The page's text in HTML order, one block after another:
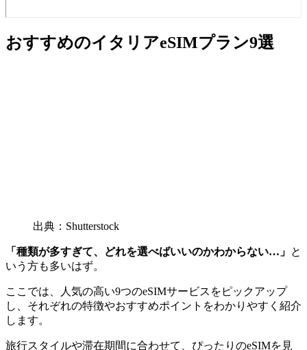
おすすめのイタリアeSIMプラン9選
出典：Shutterstock
「種類が多すぎて、どれを選べばいいのかわからない…」 と
いう方も多いはず。
ここでは、人気の高い9つのeSIMサービスをピックアップ
し、それぞれの特徴やおすすめポイントをわかりやすく紹介
します。
旅行スタイルや滞在期間に合わせて、ぴったりのeSIMを見